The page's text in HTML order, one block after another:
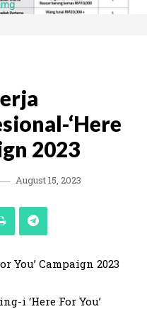
‘Here
2023
August 15, 2023
You’ Campaign 2023
i ‘Here For You’